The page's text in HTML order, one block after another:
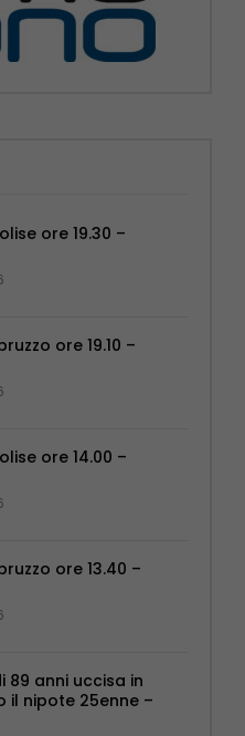
ore 19.30 –
ore 19.10 –
ore 14.00 –
ore 13.40 –
89 anni uccisa in
il nipote 25enne –